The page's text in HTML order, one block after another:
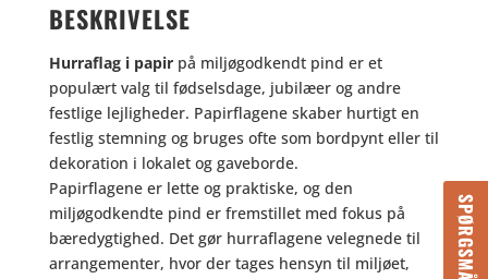
BESKRIVELSE
Hurraflag i papirpå miljøgodkendt pind er et
populært valg til fødselsdage, jubilæer og andre
festlige lejligheder. Papirflagene skaber hurtigt en
festlig stemning og bruges ofte som bordpynt eller til
dekoration i lokalet og gaveborde.
Papirflagene er lette og praktiske, og den
miljøgodkendte pind er fremstillet med fokus på
bæredygtighed. Det gør hurraflagene velegnede til
arrangementer, hvor der tages hensyn til miljøet,